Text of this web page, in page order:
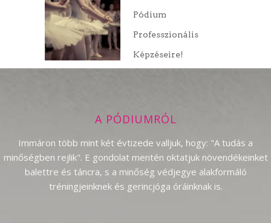
Pódium
Professzionális
Képzéseire!
A PÓDIUMRÓL
Immáron több mint két évtizede valljuk, hogy: "A tudás a
minőségben rejlik". E gondolat mentén oktatjuk növendékeinket
balettre és táncra, s a minőség védjegye alakformáló
tréningjeinknek és gerincjóga óráinknak is.